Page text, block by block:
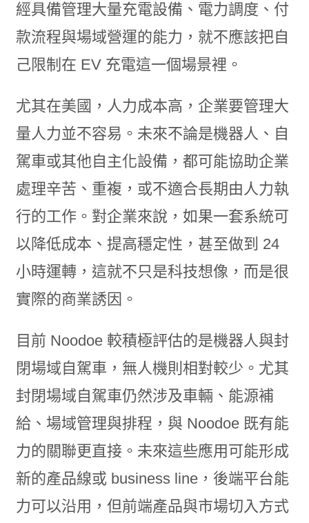
經具備管理大量充電設備、電力調度、付
款流程與場域營運的能力，就不應該把自
己限制在 EV 充電這一個場景裡。
尤其在美國，人力成本高，企業要管理大
量人力並不容易。未來不論是機器人、自
駕車或其他自主化設備，都可能協助企業
處理辛苦、重複，或不適合長期由人力執
行的工作。對企業來說，如果一套系統可
以降低成本、提高穩定性，甚至做到 24
小時運轉，這就不只是科技想像，而是很
實際的商業誘因。
目前 Noodoe 較積極評估的是機器人與封
閉場域自駕車，無人機則相對較少。尤其
封閉場域自駕車仍然涉及車輛、能源補
給、場域管理與排程，與 Noodoe 既有能
力的關聯更直接。未來這些應用可能形成
新的產品線或 business line，後端平台能
力可以沿用，但前端產品與市場切入方式